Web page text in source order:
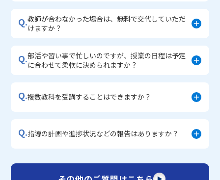
Q.教師が合わなかった場合は、無料で交代していただ
けますか？
Q.部活や習い事で忙しいのですが、授業の日程は予定
に合わせて柔軟に決められますか？
Q.複数教科を受講することはできますか？
Q.指導の計画や進捗状況などの報告はありますか？